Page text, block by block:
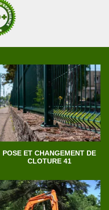
POSE ET CHANGEMENT DE
CLOTURE 41